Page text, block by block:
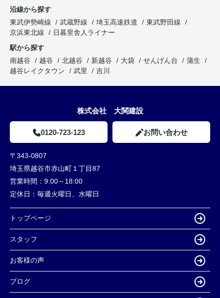
沿線から探す
東武伊勢崎線
武蔵野線 埼玉高速鉄道
東武野田線
京浜東北線
日暮里舎人ライナー
駅から探す
南越谷
越谷 北越谷 新越谷 大袋 せんげん台
蒲生
越谷レイクタウン
武里 吉川
株式会社 大関建設
0120-723-123 お問い合わせ
〒343-0807
埼玉県越谷市赤山町１丁目87
営業時間： 9:00～18:00
定休日： 毎週火曜日、水曜日
トップページ
スタッフ
お客様の声
ブログ